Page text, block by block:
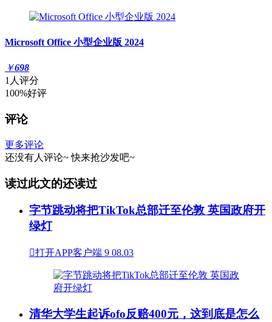
Microsoft Office 小型企业版 2024
￥698
1人评分
100%好评
评论
更多评论
还没有人评论~ 快来抢沙发吧~
读过此文的还读过
字节跳动将把TikTok总部迁至伦敦 英国政府开
绿灯
打开APP客户端 9 08.03
清华大学生起诉ofo反赔400元，这到底是怎么